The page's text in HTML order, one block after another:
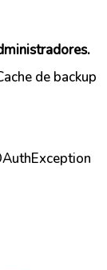
de backup